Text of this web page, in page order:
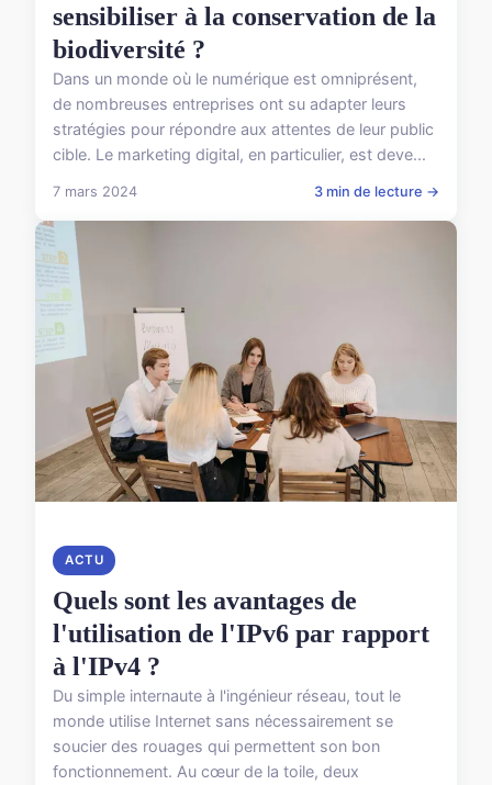
sensibiliser à la conservation de la
biodiversité ?
Dans un monde où le numérique est omniprésent,
de nombreuses entreprises ont su adapter leurs
stratégies pour répondre aux attentes de leur public
cible. Le marketing digital, en particulier, est deve...
7 mars 2024 3 min de lecture →
ACTU
Quels sont les avantages de
l'utilisation de l'IPv6 par rapport
à l'IPv4 ?
Du simple internaute à l'ingénieur réseau, tout le
monde utilise Internet sans nécessairement se
soucier des rouages qui permettent son bon
fonctionnement. Au cœur de la toile, deux